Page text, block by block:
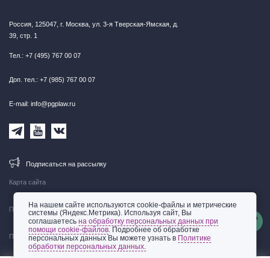
Карта сайта
Правовая информация
Политика обработки персональных данных
Россия, 125047, г. Москва, ул. 3-я Тверская-Ямская, д.
39, стр. 1
Тел.: +7 (495) 767 00 07
Доп. тел.: +7 (985) 767 00 07
E-mail: info@pgplaw.ru
Подписаться на рассылку
На нашем сайте используются cookie-файлы и метрические
системы (Яндекс.Метрика). Используя сайт, Вы
соглашаетесьна обработку персональных данных при
помощи cookie-файлов. Подробнее об обработке
персональных данных Вы можете узнать в Политике
обработки персональных данных.